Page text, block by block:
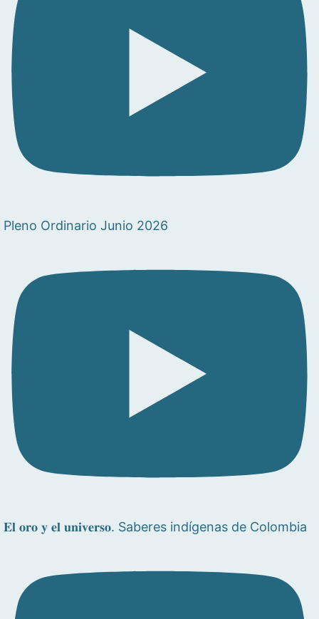
Pleno Ordinario Junio 2026
𝐄𝐥 𝐨𝐫𝐨 𝐲 𝐞𝐥 𝐮𝐧𝐢𝐯𝐞𝐫𝐬𝐨. Saberes indígenas de Colombia